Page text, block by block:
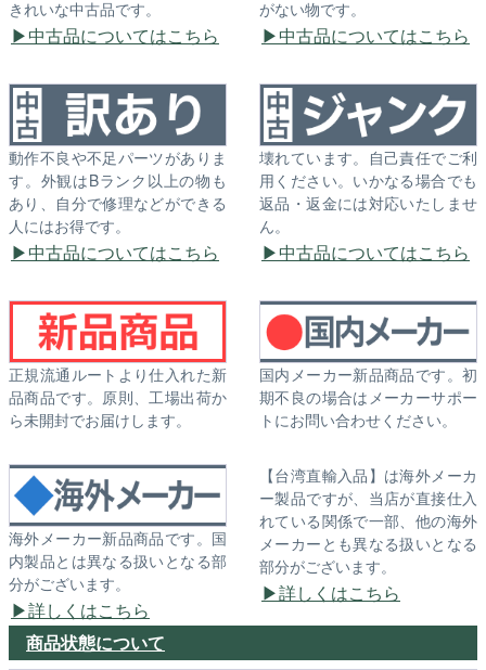
きれいな中古品です。
中古品についてはこちら
がない物です。
中古品についてはこちら
動作不良や不足パーツがありま
す。外観はBランク以上の物も
あり、自分で修理などができる
人にはお得です。
中古品についてはこちら
壊れています。自己責任でご利
用ください。いかなる場合でも
返品・返金には対応いたしませ
ん。
中古品についてはこちら
正規流通ルートより仕入れた新
品商品です。原則、工場出荷か
ら未開封でお届けします。
国内メーカー新品商品です。初
期不良の場合はメーカーサポー
トにお問い合わせください。
海外メーカー新品商品です。国
内製品とは異なる扱いとなる部
分がございます。
詳しくはこちら
【台湾直輸入品】は海外メーカ
ー製品ですが、当店が直接仕入
れている関係で一部、他の海外
メーカーとも異なる扱いとなる
部分がございます。
詳しくはこちら
商品状態について